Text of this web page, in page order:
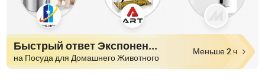
Быстрый ответ Экспоненты
на Посуда для Домашнего Животного
Меньше 2 ч